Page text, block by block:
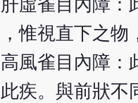
虛雀目內障
惟視直下之物
風雀目內障
疾。與前狀